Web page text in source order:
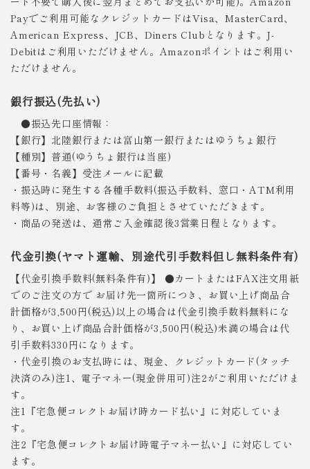
Payでご利用可能なクレジットカードはVisa、MasterCard、
American Express、JCB、Diners Clubとなります。J-
Debitはご利用いただけません。Amazonポイントはご利用い
ただけません。
銀行振込(先払い)
●振込先口座情報：
【銀行】北陸銀行または富山第一銀行またはゆうちょ銀行
【種別】普通(ゆうちょ銀行は当座)
【番号・名義】受注メールに記載
・振込時に発生する各種手数料(振込手数料、窓口・ATM利用
料等)は、別途、お客様のご負担とさせていただきます。
・商品の発送は、通常ご入金確認後3営業日程となります。
代金引換(ヤマト運輸、別途代引手数料但し無料条件有)
【代金引換手数料(無料条件有)】 ●カートまたはFAX注文用紙
でのご注文の方で お届け先一箇所につき、お買い上げ商品合
計価格が3,500円(税込)以上の場合は代金引換手数料無料にな
り、お買い上げ商品合計価格が3,500円(税込)未満の場合は代
引手数料330円になります。
・代金引換のお支払時には、現金、クレジットカード(タッチ
決済のみ)注1、電子マネー(現金併用可)注2がご利用いただけま
す。
注1『宅急便コレクトお届け時カード払い』に対応していま
す。
注2『宅急便コレクトお届け時電子マネー払い』に対応してい
ます。